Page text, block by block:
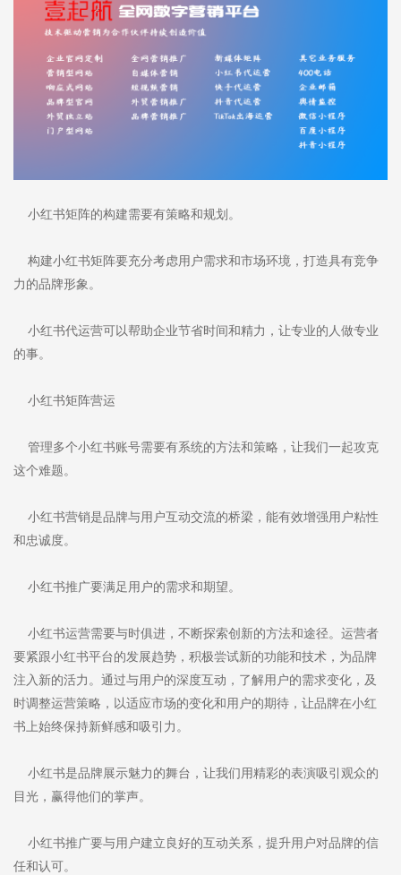
小红书矩阵的构建需要有策略和规划。
构建小红书矩阵要充分考虑用户需求和市场环境，打造具有竞争
力的品牌形象。
小红书代运营可以帮助企业节省时间和精力，让专业的人做专业
的事。
小红书矩阵营运
管理多个小红书账号需要有系统的方法和策略，让我们一起攻克
这个难题。
小红书营销是品牌与用户互动交流的桥梁，能有效增强用户粘性
和忠诚度。
小红书推广要满足用户的需求和期望。
小红书运营需要与时俱进，不断探索创新的方法和途径。运营者
要紧跟小红书平台的发展趋势，积极尝试新的功能和技术，为品牌
注入新的活力。通过与用户的深度互动，了解用户的需求变化，及
时调整运营策略，以适应市场的变化和用户的期待，让品牌在小红
书上始终保持新鲜感和吸引力。
小红书是品牌展示魅力的舞台，让我们用精彩的表演吸引观众的
目光，赢得他们的掌声。
小红书推广要与用户建立良好的互动关系，提升用户对品牌的信
任和认可。